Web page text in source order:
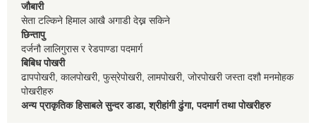
जौबारी
सेता टल्किने हिमाल आखै अगाडी देख्न सकिने
छिन्तापु
दर्जनौ लालिगुरास र रेडपाण्डा पदमार्ग
बिबिध पोखरी
ढापपोखरी, कालपोखरी, फुस्रेपोखरी, लामपोखरी, जोरपोखरी जस्ता दशौ मनमोहक
पोखरीहरु
अन्य प्राकृतिक हिसाबले सुन्दर डाडा, श्रीहांगी ढुंगा, पदमार्ग तथा पोखरीहरु